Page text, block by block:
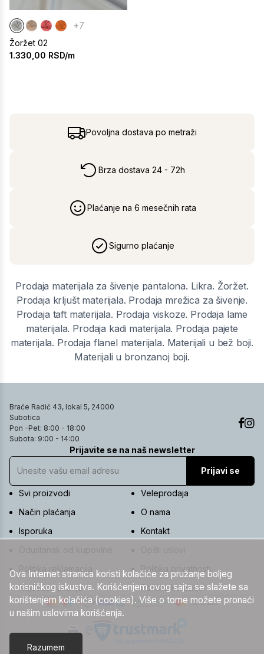
+7
Žoržet 02
1.330,00 RSD/m
Povoljna dostava po metraži
Brza dostava 24 - 72h
Plaćanje na 6 mesečnih rata
Sigurno plaćanje
Prodaja materijala za šivenje pantalona. Likra. Žoržet.
Prodaja krljušt materijala. Prodaja mrežica za šivenje.
Prodaja taft materijala. Prodaja viskoze. Prodaja lame
materijala. Prodaja kadi materijala. Prodaja pajete
materijala. Prodaja flanel materijala. Materijali u bež boji.
Materijali u bronzanoj boji.
Braće Radić 43, lokal 5, 24000
Subotica
Pon -Pet: 8:00 - 18:00
Subota: 9:00 - 14:00
Prijavite se na naš newsletter
Prijavi se
Svi proizvodi
Veleprodaja
Način plaćanja
O nama
Isporuka
Kontakt
Politika reklamacija
Politika privatnosti
Najčešća pitanja
Politika kolačića
Ova Internet stranica koristi kolačiće za pružanje boljeg
korisničkog iskustva. Korišćenjem ovog sajta se slažete sa
korištenjem kolačića (cookies). Više o tome možete pronaći
u našim uslovima korišćenja.
Razumem